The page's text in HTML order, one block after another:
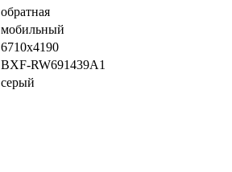
обратная
мобильный
6710x4190
BXF-RW691439A1
серый